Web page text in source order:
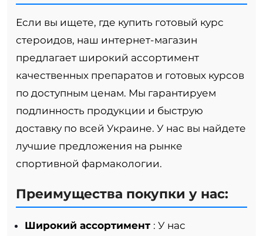
Если вы ищете, где купить готовый курс
стероидов, наш интернет-магазин
предлагает широкий ассортимент
качественных препаратов и готовых курсов
по доступным ценам. Мы гарантируем
подлинность продукции и быструю
доставку по всей Украине. У нас вы найдете
лучшие предложения на рынке
спортивной фармакологии.
Преимущества покупки у нас:
Широкий ассортимент : У нас